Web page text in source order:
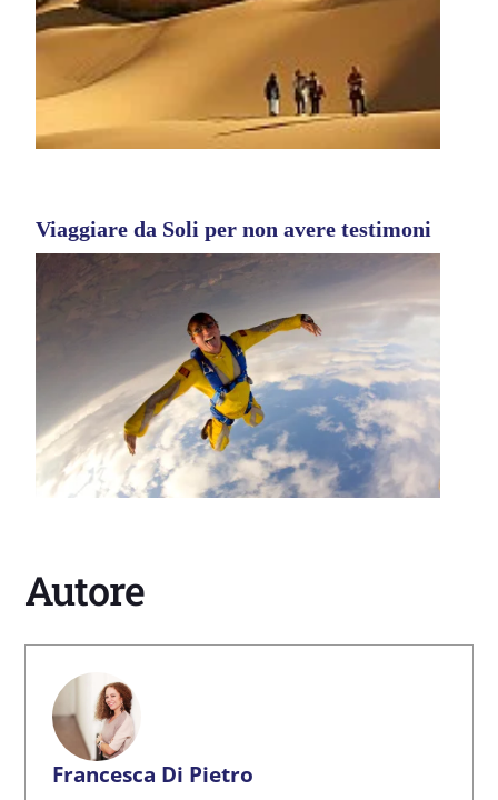
Viaggiare da Soli per non avere testimoni
Autore
Francesca Di Pietro